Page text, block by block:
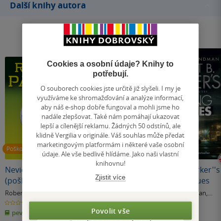
Další knihy autora
Poškozené
Neviditelné stopy
(poškozená)
Robert B. Parker
0.0
z
5
hvězdiček
pevná vazba
Parker
0.0
měkká vazba
Robert B. Parker''s
Killing the Blues
Michael Brandman,
Robert B. Parker
0.0
Cookies a osobní údaje? Knihy to
potřebují.
O souborech cookies jste určitě již slyšeli. I my je
využíváme ke shromažďování a analýze informací,
aby náš e-shop dobře fungoval a mohli jsme ho
nadále zlepšovat. Také nám pomáhají ukazovat
lepší a cílenější reklamu. Žádných 50 odstínů, ale
klidně Vergilia v originále. Váš souhlas může předat
marketingovým platformám i některé vaše osobní
údaje. Ale vše bedlivě hlídáme. Jako naši vlastní
knihovnu!
Zjistit více
Povolit vše